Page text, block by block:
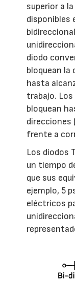
superior a
disponibles
diodo
bloquean
hasta
trabajo.
bloquean
direcciones
frente a
Los diodos
un tiempo
que sus
ejemplo, 5
eléctricos